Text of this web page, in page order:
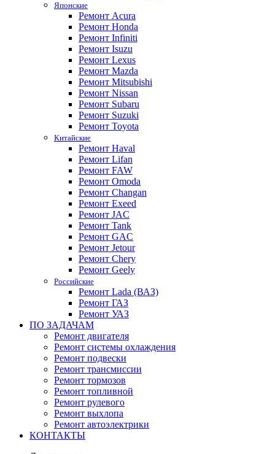
Японские
Ремонт Acura
Ремонт Honda
Ремонт Infiniti
Ремонт Isuzu
Ремонт Lexus
Ремонт Mazda
Ремонт Mitsubishi
Ремонт Nissan
Ремонт Subaru
Ремонт Suzuki
Ремонт Toyota
Китайские
Ремонт Haval
Ремонт Lifan
Ремонт FAW
Ремонт Omoda
Ремонт Changan
Ремонт Exeed
Ремонт JAC
Ремонт Tank
Ремонт GAC
Ремонт Jetour
Ремонт Chery
Ремонт Geely
Российские
Ремонт Lada (ВАЗ)
Ремонт ГАЗ
Ремонт УАЗ
ПО ЗАДАЧАМ
Ремонт двигателя
Ремонт системы охлаждения
Ремонт подвески
Ремонт трансмиссии
Ремонт тормозов
Ремонт топливной
Ремонт рулевого
Ремонт выхлопа
Ремонт автоэлектрики
КОНТАКТЫ